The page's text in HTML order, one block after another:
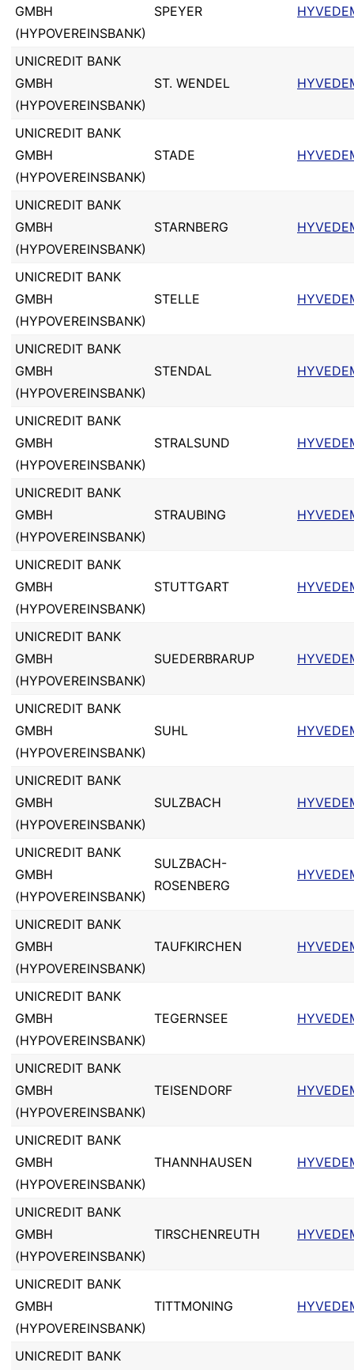
GMBH
(HYPOVEREINSBANK)
SPEYER
UNICREDIT BANK
GMBH
(HYPOVEREINSBANK)
ST. WENDEL
UNICREDIT BANK
GMBH
(HYPOVEREINSBANK)
STADE
UNICREDIT BANK
GMBH
(HYPOVEREINSBANK)
STARNBERG
UNICREDIT BANK
GMBH
(HYPOVEREINSBANK)
STELLE
UNICREDIT BANK
GMBH
(HYPOVEREINSBANK)
STENDAL
UNICREDIT BANK
GMBH
(HYPOVEREINSBANK)
STRALSUND
UNICREDIT BANK
GMBH
(HYPOVEREINSBANK)
STRAUBING
UNICREDIT BANK
GMBH
(HYPOVEREINSBANK)
STUTTGART
UNICREDIT BANK
GMBH
(HYPOVEREINSBANK)
SUEDERBRARUP
UNICREDIT BANK
GMBH
(HYPOVEREINSBANK)
SUHL
UNICREDIT BANK
GMBH
(HYPOVEREINSBANK)
SULZBACH
UNICREDIT BANK
GMBH
(HYPOVEREINSBANK)
SULZBACH-
ROSENBERG
UNICREDIT BANK
GMBH
(HYPOVEREINSBANK)
TAUFKIRCHEN
UNICREDIT BANK
GMBH
(HYPOVEREINSBANK)
TEGERNSEE
UNICREDIT BANK
GMBH
(HYPOVEREINSBANK)
TEISENDORF
UNICREDIT BANK
GMBH
(HYPOVEREINSBANK)
THANNHAUSEN
UNICREDIT BANK
GMBH
(HYPOVEREINSBANK)
TIRSCHENREUTH
UNICREDIT BANK
GMBH
(HYPOVEREINSBANK)
TITTMONING
UNICREDIT BANK